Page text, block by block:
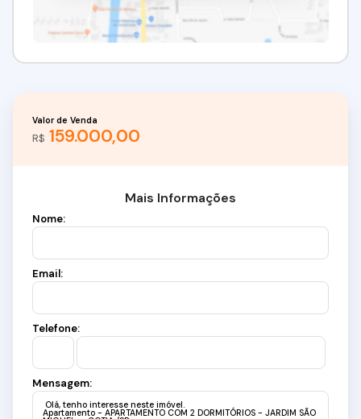
R$ 159.000,00
Valor de Venda
Mais Informações
Nome:
Email:
Telefone:
Mensagem: